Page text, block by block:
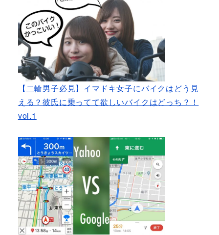
【二輪男子必見】イマドキ女子にバイクはどう見
える？彼氏に乗ってて欲しいバイクはどっち？！
vol.1